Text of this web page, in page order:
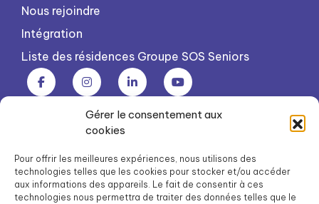
Gérer le consentement aux
cookies
Pour offrir les meilleures expériences, nous utilisons des
technologies telles que les cookies pour stocker et/ou accéder
aux informations des appareils. Le fait de consentir à ces
technologies nous permettra de traiter des données telles que le
Nous rejoindre
Intégration
Liste des résidences Groupe SOS Seniors
Groupe SOS Seniors est une association du Groupe SOS
dg.seniors@groupe-sos.org